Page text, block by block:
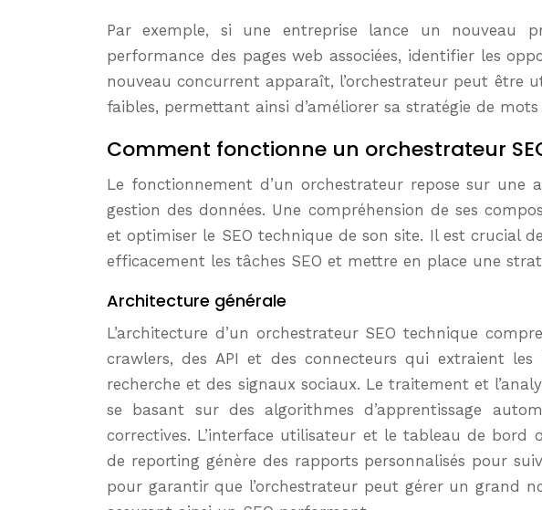
Par exemple, si une entreprise lance un nouveau
performance des pages web associées, identifier les
nouveau concurrent apparaît, l’orchestrateur peut être
faibles, permettant ainsi d’améliorer sa stratégie de
Comment fonctionne un orchestrateur
Le fonctionnement d’un orchestrateur repose sur
gestion des données. Une compréhension de ses
et optimiser le SEO technique de son site. Il est crucial
efficacement les tâches SEO et mettre en place une
Architecture générale
L’architecture d’un orchestrateur SEO technique
crawlers, des API et des connecteurs qui extraient
recherche et des signaux sociaux. Le traitement et
se basant sur des algorithmes d’apprentissage
correctives. L’interface utilisateur et le tableau de
de reporting génère des rapports personnalisés pour
pour garantir que l’orchestrateur peut gérer un grand